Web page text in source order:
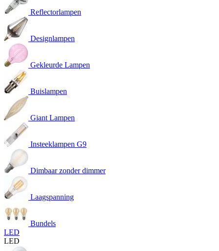
Reflectorlampen
Designlampen
Gekleurde Lampen
Buislampen
Giant Lampen
Insteeklampen G9
Dimbaar zonder dimmer
Laagspanning
Bundels
LED
LED